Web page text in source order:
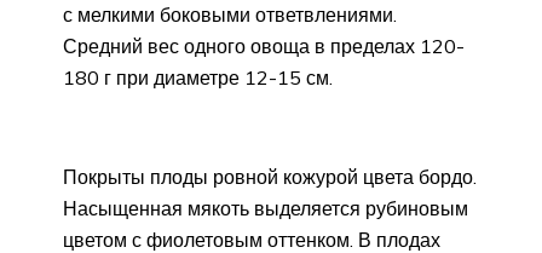
с мелкими боковыми ответвлениями.
Средний вес одного овоща в пределах 120-
180 г при диаметре 12-15 см.
Покрыты плоды ровной кожурой цвета бордо.
Насыщенная мякоть выделяется рубиновым
цветом с фиолетовым оттенком. В плодах